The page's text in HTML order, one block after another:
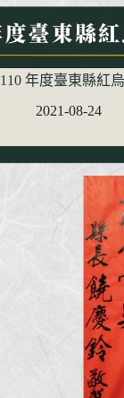
110 年度臺東縣紅
2021-08-24